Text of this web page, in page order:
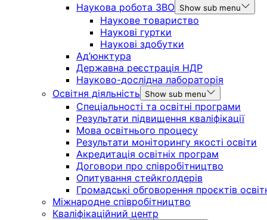
Наукова робота ЗВО Show sub menu
Наукове товариство
Наукові гуртки
Наукові здобутки
Ад’юнктура
Державна реєстрація НДР
Науково-дослідна лабораторія
Освітня діяльність
Show sub menu
Спеціальності та освітні програми
Результати підвищення кваліфікації
Мова освітнього процесу
Результати моніторингу якості освіти
Акредитація освітніх програм
Договори про співробітництво
Опитування стейкголдерів
Громадські обговорення проєктів
Міжнародне співробітництво
Кваліфікаційний центр